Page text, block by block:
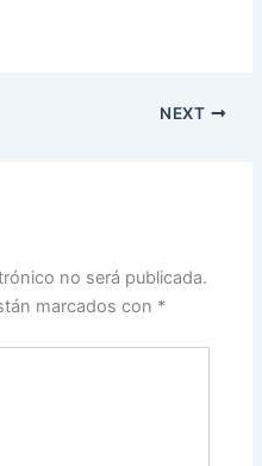
NEXT
no será publicada.
marcados con *